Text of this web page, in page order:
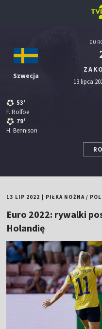
Szwecja
53'
F. Rolfoe
79'
H. Bennison
13 lipca
13 LIP 2022 PIŁKA NOŻNA/
Euro 2022: rywalki
Holandię